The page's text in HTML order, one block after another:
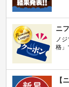
ニ
ノ
格」
【